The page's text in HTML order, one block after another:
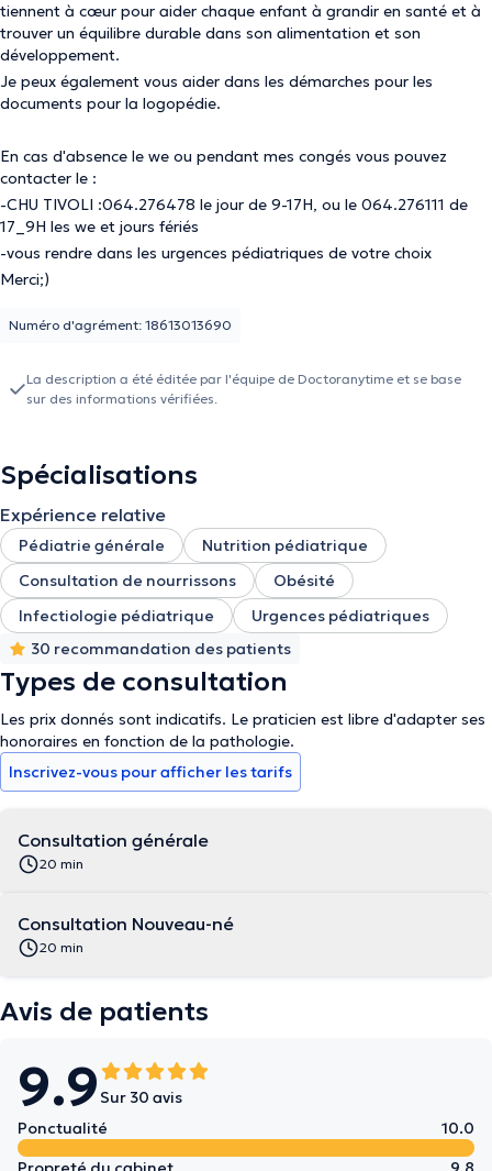
tiennent à cœur pour aider chaque enfant à grandir en santé et à
trouver un équilibre durable dans son alimentation et son
développement.
Je peux également vous aider dans les démarches pour les
documents pour la logopédie.
En cas d'absence le we ou pendant mes congés vous pouvez
contacter le :
-CHU TIVOLI :064.276478 le jour de 9-17H, ou le 064.276111 de
17_9H les we et jours fériés
-vous rendre dans les urgences pédiatriques de votre choix
Merci;)
Numéro d'agrément: 18613013690
La description a été éditée par l'équipe de Doctoranytime et se base
sur des informations vérifiées.
Spécialisations
Expérience relative
Pédiatrie générale
Nutrition pédiatrique
Consultation de nourrissons
Obésité
Infectiologie pédiatrique
Urgences pédiatriques
30 recommandation des patients
Types de consultation
Les prix donnés sont indicatifs. Le praticien est libre d'adapter ses
honoraires en fonction de la pathologie.
Inscrivez-vous pour afficher les tarifs
Consultation générale
20 min
Consultation Nouveau-né
20 min
Avis de patients
9.9 Sur 30 avis
Ponctualité
10.0